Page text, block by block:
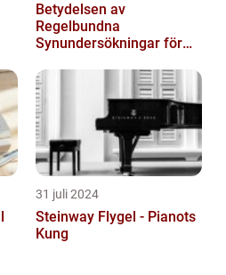
Betydelsen av
Regelbundna
Synundersökningar för
31 juli 2024
Steinway Flygel - Pianots
Kung